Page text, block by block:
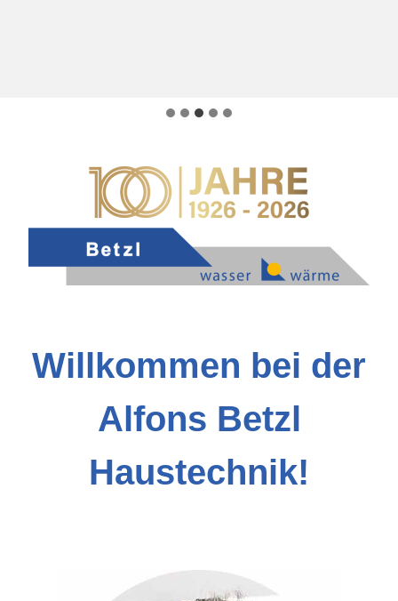
Willkommen bei der
Alfons Betzl
Haustechnik!